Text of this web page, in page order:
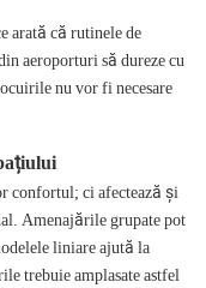
arată că rutinele de
aeroporturi să dureze cu
nu vor fi necesare
confortul; ci afectează și
Amenajările grupate pot
liniare ajută la
trebuie amplasate astfel